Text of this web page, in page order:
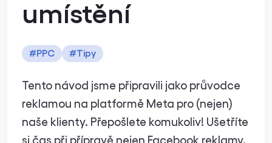
umístění
#PPC #Tipy
Tento návod jsme připravili jako průvodce
reklamou na platformě Meta pro (nejen)
naše klienty. Přepošlete komukoliv! Ušetříte
si čas při přípravě nejen Facebook reklamy.